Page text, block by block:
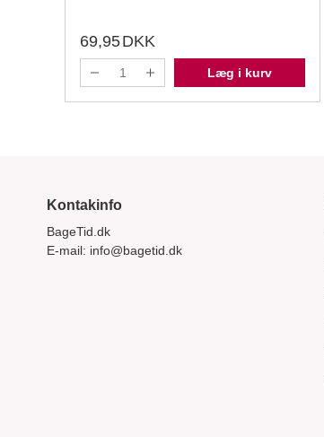
69,95DKK
Læg i kurv
Kontakinfo
BageTid.dk
E-mail: info@bagetid.dk